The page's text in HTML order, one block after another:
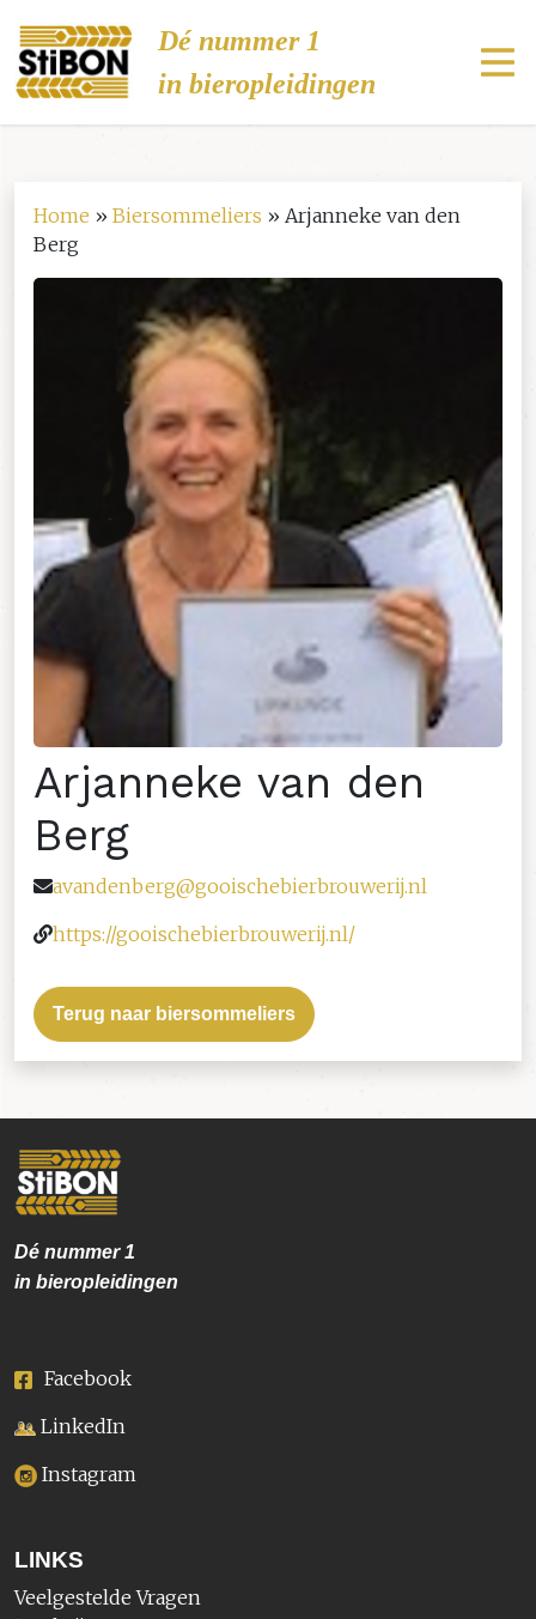
Stibon
Dé nummer 1
in bieropleidingen
Home » Biersommeliers » Arjanneke van den
Berg
Arjanneke van den
Berg
avandenberg@gooischebierbrouwerij.nl
https://gooischebierbrouwerij.nl/
Terug naar biersommeliers
Dé nummer1
in bieropleidingen
Facebook
LinkedIn
Instagram
LINKS
Veelgestelde Vragen